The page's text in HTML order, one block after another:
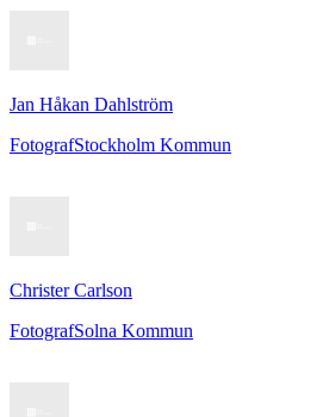
Jan Håkan Dahlström
FotografStockholm Kommun
Christer Carlson
FotografSolna Kommun